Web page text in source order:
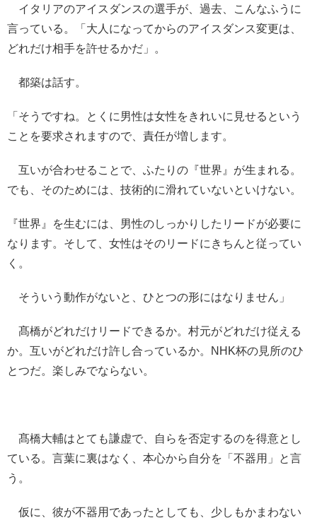
イタリアのアイスダンスの選手が、過去、こんなふうに
言っている。「大人になってからのアイスダンス変更は、
どれだけ相手を許せるかだ」。
都築は話す。
「そうですね。とくに男性は女性をきれいに見せるという
ことを要求されますので、責任が増します。
互いが合わせることで、ふたりの『世界』が生まれる。
でも、そのためには、技術的に滑れていないといけない。
『世界』を生むには、男性のしっかりしたリードが必要に
なります。そして、女性はそのリードにきちんと従ってい
く。
そういう動作がないと、ひとつの形にはなりません」
髙橋がどれだけリードできるか。村元がどれだけ従える
か。互いがどれだけ許し合っているか。NHK杯の見所のひ
とつだ。楽しみでならない。
髙橋大輔はとても謙虚で、自らを否定するのを得意とし
ている。言葉に裏はなく、本心から自分を「不器用」と言
う。
仮に、彼が不器用であったとしても、少しもかまわない